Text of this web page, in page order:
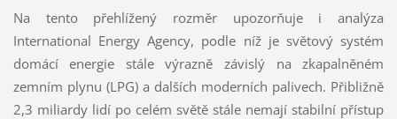
Na tento přehlížený rozměr upozorňuje i analýza
International Energy Agency, podle níž je světový systém
domácí energie stále výrazně závislý na zkapalněném
zemním plynu (LPG) a dalších moderních palivech. Přibližně
2,3 miliardy lidí po celém světě stále nemají stabilní přístup